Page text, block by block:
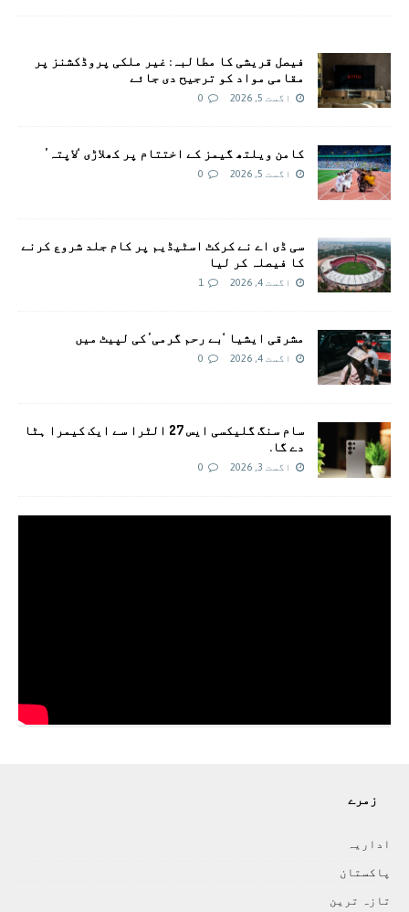
فیصل قریشی کا مطالبہ: غیر ملکی پروڈکشنز پر
مقامی مواد کو ترجیح دی جائے
اگست 5, 2026 0
کامن ویلتھ گیمز کے اختتام پر کھلاڑی ‘لاپتہ’
اگست 5, 2026 0
سی ڈی اے نے کرکٹ اسٹیڈیم پر کام جلد شروع کرنے
کا فیصلہ کر لیا
اگست 4, 2026 1
مشرقی ایشیا ‘بے رحم گرمی’ کی لپیٹ میں
اگست 4, 2026 0
سام سنگ گلیکسی ایس 27 الٹرا سے ایک کیمرا ہٹا
دے گا.
اگست 3, 2026 0
زمرے
اداريہ
پاکستان
تازہ ترين